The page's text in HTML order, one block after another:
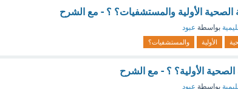
الصحية الأولية والمستشفيات؟ ؟ - مع الشرح
بواسطة عبود
الأولية والمستشفيات؟
الصحية الأولية؟ ؟ - مع الشرح
بواسطة عبود